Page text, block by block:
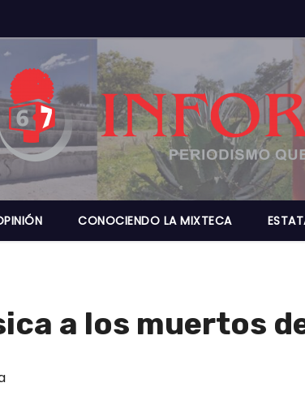
CONOCIENDO LA MIXTECA
a los muertos